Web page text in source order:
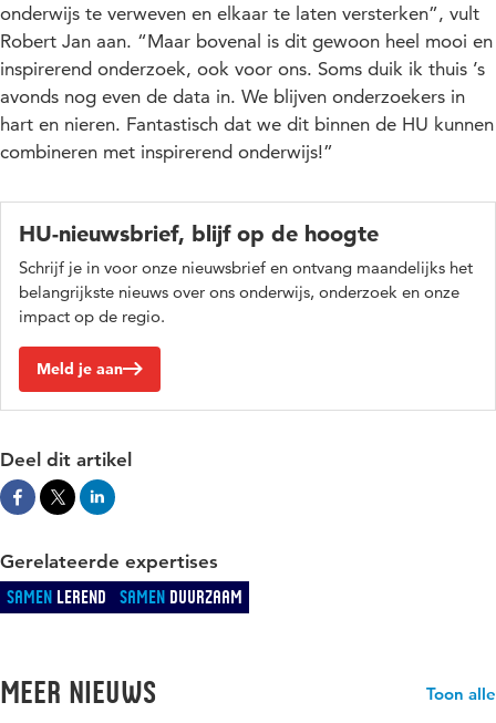
onderwijs te verweven en elkaar te laten versterken”, vult
Robert Jan aan. “Maar bovenal is dit gewoon heel mooi en
inspirerend onderzoek, ook voor ons. Soms duik ik thuis ’s
avonds nog even de data in. We blijven onderzoekers in
hart en nieren. Fantastisch dat we dit binnen de HU kunnen
combineren met inspirerend onderwijs!”
HU-nieuwsbrief, blijf op de hoogte
Schrijf je in voor onze nieuwsbrief en ontvang maandelijks het
belangrijkste nieuws over ons onderwijs, onderzoek en onze
impact op de regio.
Meld je aan
Deel dit artikel
Gerelateerde expertises
Samen Lerend Samen Duurzaam
Meer nieuws Toon alle